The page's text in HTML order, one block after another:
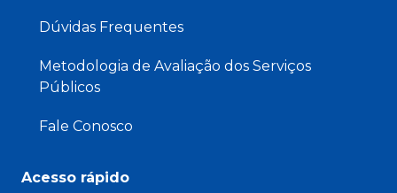
Dúvidas Frequentes
Metodologia de Avaliação dos Serviços
Públicos
Fale Conosco
Acesso rápido